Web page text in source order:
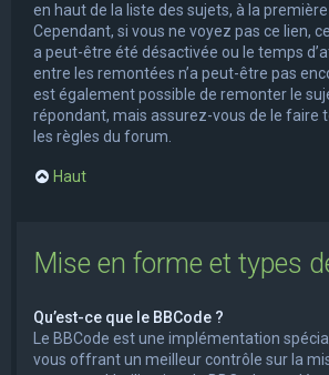
en haut de la liste des sujets, à la
Cependant, si vous ne voyez pas ce lien,
a peut-être été désactivée ou le temps
entre les remontées n’a peut-être pas
est également possible de remonter le
répondant, mais assurez-vous de le faire
les règles du forum.
Haut
Mise en forme et types
Qu’est-ce que le BBCode ?
Le BBCode est une implémentation
vous offrant un meilleur contrôle sur la